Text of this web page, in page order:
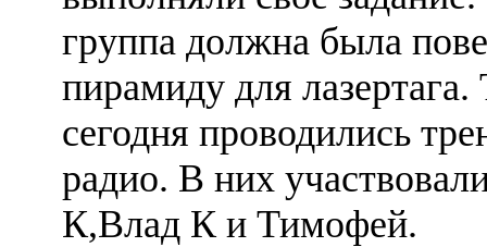
группа должна была
пирамиду для лазертага.
сегодня проводились
радио. В них
К,Влад К и Тимофей.